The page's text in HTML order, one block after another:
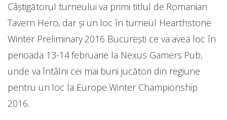
Câștigătorul turneului va primi titlul de Romanian
Tavern Hero, dar și un loc în turneul Hearthstone
Winter Preliminary 2016 București ce va avea loc în
perioada 13-14 februarie la Nexus Gamers Pub,
unde va întâlni cei mai buni jucători din regiune
pentru un loc la Europe Winter Championship
2016.